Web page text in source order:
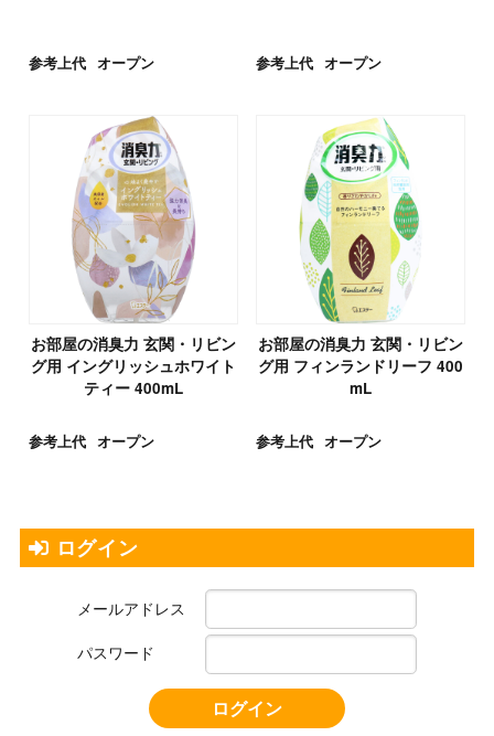
参考上代 オープン 参考上代 オープン
お部屋の消臭力 玄関・リビン
グ用 イングリッシュホワイト
ティー 400mL
参考上代 オープン
お部屋の消臭力 玄関・リビン
グ用 フィンランドリーフ 400
mL
参考上代 オープン
ログイン
メールアドレス
パスワード
ログイン